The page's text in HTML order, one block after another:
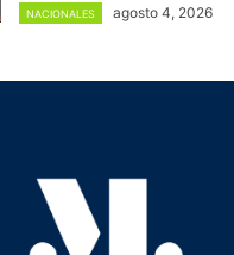
NACIONALES agosto 4, 2026